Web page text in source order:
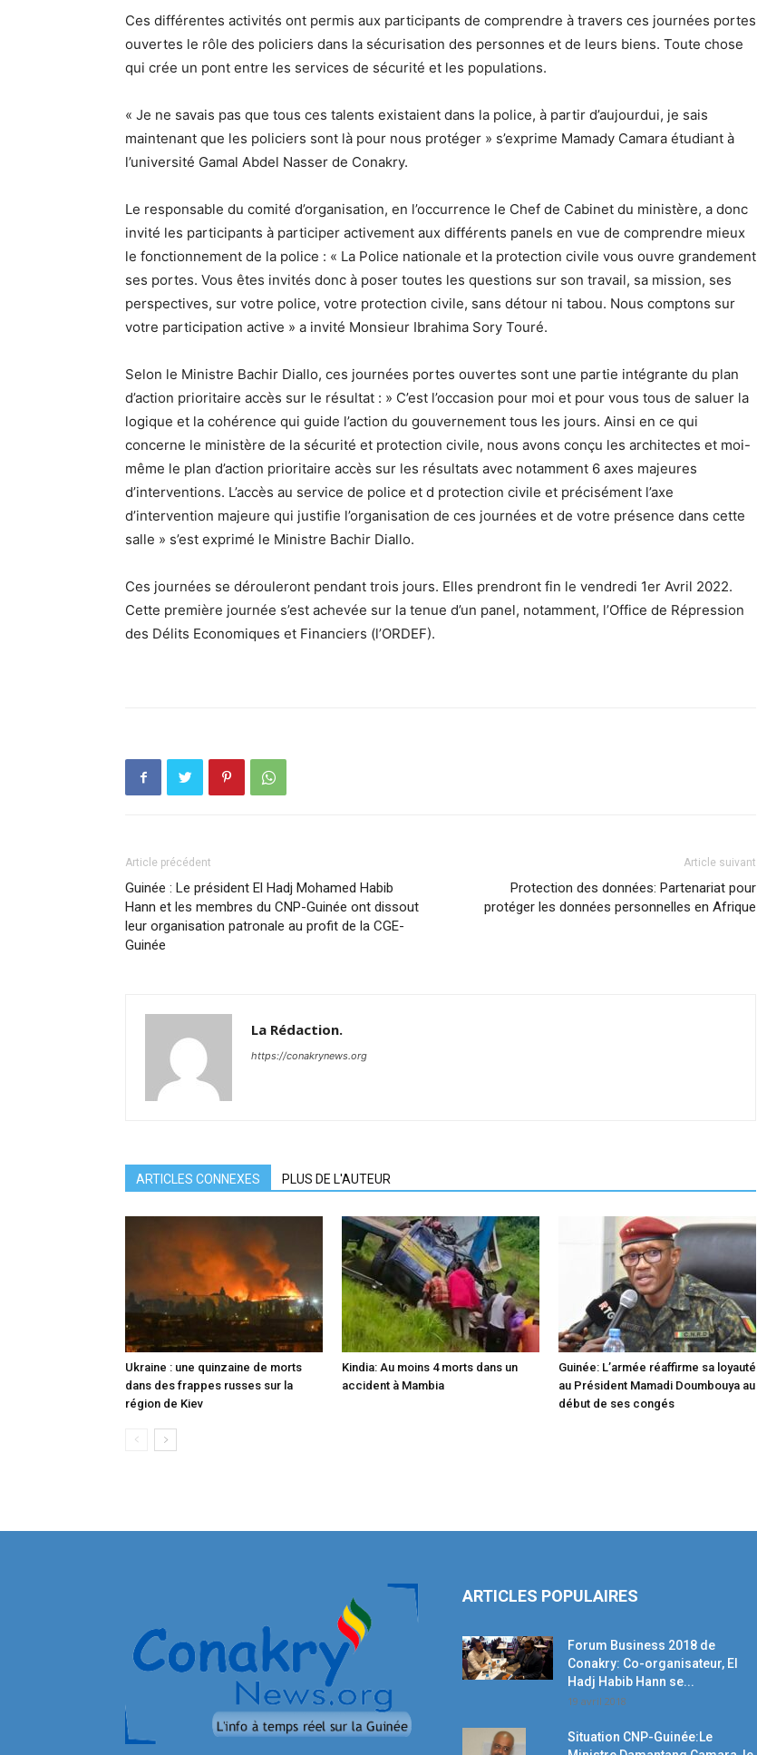
Ces différentes activités ont permis aux participants de comprendre à travers ces journées portes
ouvertes le rôle des policiers dans la sécurisation des personnes et de leurs biens. Toute chose
qui crée un pont entre les services de sécurité et les populations.
« Je ne savais pas que tous ces talents existaient dans la police, à partir d’aujourdui, je sais
maintenant que les policiers sont là pour nous protéger » s’exprime Mamady Camara étudiant à
l’université Gamal Abdel Nasser de Conakry.
Le responsable du comité d’organisation, en l’occurrence le Chef de Cabinet du ministère, a donc
invité les participants à participer activement aux différents panels en vue de comprendre mieux
le fonctionnement de la police : « La Police nationale et la protection civile vous ouvre grandement
ses portes. Vous êtes invités donc à poser toutes les questions sur son travail, sa mission, ses
perspectives, sur votre police, votre protection civile, sans détour ni tabou. Nous comptons sur
votre participation active » a invité Monsieur Ibrahima Sory Touré.
Selon le Ministre Bachir Diallo, ces journées portes ouvertes sont une partie intégrante du plan
d’action prioritaire accès sur le résultat : » C’est l’occasion pour moi et pour vous tous de saluer la
logique et la cohérence qui guide l’action du gouvernement tous les jours. Ainsi en ce qui
concerne le ministère de la sécurité et protection civile, nous avons conçu les architectes et moi-
même le plan d’action prioritaire accès sur les résultats avec notamment 6 axes majeures
d’interventions. L’accès au service de police et d protection civile et précisément l’axe
d’intervention majeure qui justifie l’organisation de ces journées et de votre présence dans cette
salle » s’est exprimé le Ministre Bachir Diallo.
Ces journées se dérouleront pendant trois jours. Elles prendront fin le vendredi 1er Avril 2022.
Cette première journée s’est achevée sur la tenue d’un panel, notamment, l’Office de Répression
des Délits Economiques et Financiers (l’ORDEF).
Article précédent
Guinée : Le président El Hadj Mohamed Habib
Hann et les membres du CNP-Guinée ont dissout
leur organisation patronale au profit de la CGE-
Guinée
Article suivant
Protection des données: Partenariat pour
protéger les données personnelles en Afrique
La Rédaction.
https://conakrynews.org
ARTICLES CONNEXES PLUS DE L'AUTEUR
Ukraine : une quinzaine de morts
dans des frappes russes sur la
région de Kiev
Kindia: Au moins 4 morts dans un
accident à Mambia
Guinée: L’armée réaffirme sa loyauté
au Président Mamadi Doumbouya au
début de ses congés
ARTICLES POPULAIRES
Forum Business 2018 de
Conakry: Co-organisateur, El
Hadj Habib Hann se...
19 avril 2018
Situation CNP-Guinée:Le